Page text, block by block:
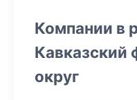
Компании в
Кавказский
округ